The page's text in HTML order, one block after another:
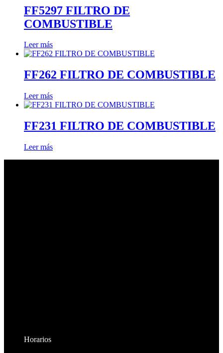
FF5297 FILTRO DE
COMBUSTIBLE
Leer más
FF262 FILTRO DE COMBUSTIBLE
Leer más
FF231 FILTRO DE COMBUSTIBLE
Leer más
Horarios